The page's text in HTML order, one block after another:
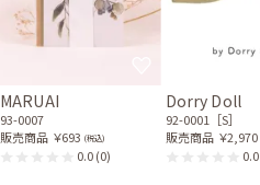
MARUAI
93-0007
販売商品 ￥693 (税込)
0.0(0)
Dorry Doll
92-0001［S］
販売商品 ￥2,970
0.0